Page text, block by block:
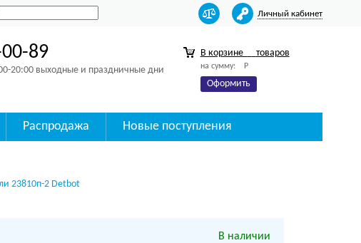
Личный кабинет
89
20:00 выходные и праздничные дни
В корзине товаров
на сумму: Р
Оформить
Распродажа Новые поступления
23810п-2 Detbot
В наличии